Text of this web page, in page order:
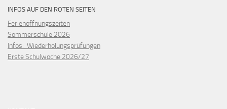
INFOS AUF DEN ROTEN SEITEN
Ferienöffnungszeiten
Sommerschule 2026
Infos: Wiederholungsprüfungen
Erste Schulwoche 2026/27